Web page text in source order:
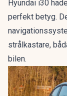
Hyundai i30
perfekt betyg.
strålkastare,
bilen.